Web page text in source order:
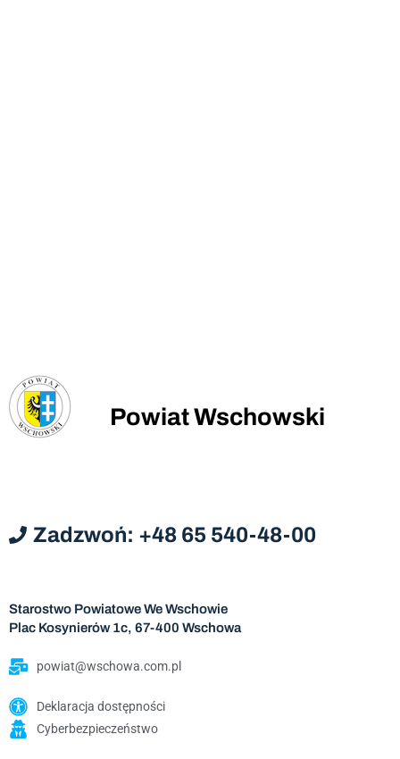
Powiat Wschowski
Zadzwoń: +48 65 540-48-00
Starostwo Powiatowe We Wschowie
Plac Kosynierów 1c, 67-400 Wschowa
powiat@wschowa.com.pl
Deklaracja dostępności
Cyberbezpieczeństwo